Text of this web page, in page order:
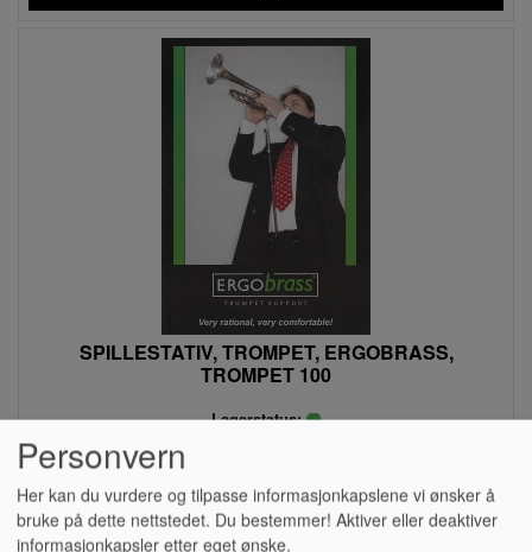
SPILLESTATIV, TROMPET, ERGOBRASS,
TROMPET 100
Lagerstatus:
eksl. mva.
Kjøp
Personvern
Her kan du vurdere og tilpasse informasjonkapslene vi ønsker å
bruke på dette nettstedet. Du bestemmer! Aktiver eller deaktiver
informasjonkapsler etter eget ønske.